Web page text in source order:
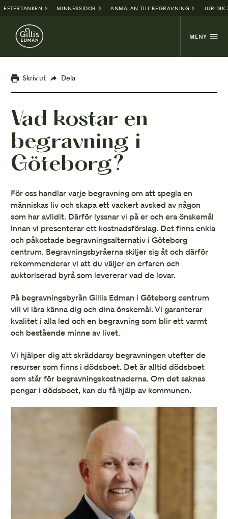
EFTERTANKEN MINNESSIDOR ANMÄLAN TILL BEGRAVNING JURIDIK
MENY
Skriv ut Dela
Vad kostar en
begravning i
Göteborg?
För oss handlar varje begravning om att spegla en
människas liv och skapa ett vackert avsked av någon
som har avlidit. Därför lyssnar vi på er och era önskemål
innan vi presenterar ett kostnadsförslag. Det finns enkla
och påkostade begravningsalternativ i Göteborg
centrum. Begravningsbyråerna skiljer sig åt och därför
rekommenderar vi att du väljer en erfaren och
auktoriserad byrå som levererar vad de lovar.
På begravningsbyrån Gillis Edman i Göteborg centrum
vill vi lära känna dig och dina önskemål. Vi garanterar
kvalitet i alla led och en begravning som blir ett varmt
och bestående minne av livet.
Vi hjälper dig att skräddarsy begravningen utefter de
resurser som finns i dödsboet. Det är alltid dödsboet
som står för begravningskostnaderna. Om det saknas
pengar i dödsboet, kan du få hjälp av kommunen.